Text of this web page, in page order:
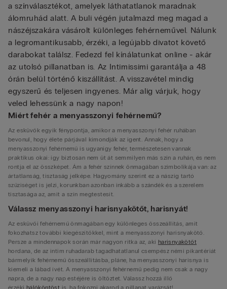
a színválasztékot, amelyek láthatatlanok maradnak
álomruhád alatt. A buli végén jutalmazd meg magad a
nászéjszakára vásárolt különleges fehérneművel. Nálunk
a legromantikusabb, érzéki, a legújabb divatot követő
darabokat találsz. Fedezd fel kínálatunkat online - akár
az utolsó pillanatban is. Az Intimissimi garantálja a 48
órán belül történő kiszállítást. A visszavétel mindig
egyszerű és teljesen ingyenes. Már alig várjuk, hogy
veled lehessünk a nagy napon!
Miért fehér a menyasszonyi fehérnemű?
Az esküvők egyik fénypontja, amikor a menyasszonyi fehér ruhában
bevonul, hogy élete párjával kimondják az igent. Annak, hogy a
menyasszonyi fehérnemű is ugyanígy fehér, természetesen vannak
praktikus okai: így biztosan nem üt át semmilyen más szín a ruhán, és nem
rontja el az összképet. Ám a fehér színnek önmagában szimbolikája van: az
ártatlanság, tisztaság jelképe. Hagyomány szerint ez a nászig tartó
szűziséget is jelzi, korunkban azonban inkább a szándék és a szerelem
tisztasága az, amit a szín megtestesít.
Válassz menyasszonyi harisnyakötőt, harisnyát!
Az esküvői fehérnemű önmagában egy különleges összeállítás, amit
fokozhatsz további kiegészítőkkel, mint a menyasszonyi harisnyakötő.
Persze a mindennapok során már nagyon ritka az, aki harisnyakötőt
hordana, de az intim ruhadarab tagadhatatlanul csempész némi pikantériát
bármelyik fehérnemű összeállításba, pláne, ha menyasszonyi harisnya is
kiemeli a lábad ívét. A menyasszonyi fehérnemű pedig nem csak a nagy
napra, de a nagy nap estéjére is öltöztet. Válassz hozzá illő
érzéki hálóköntöst is, ha fokozni akarod a pillanat varázsát!